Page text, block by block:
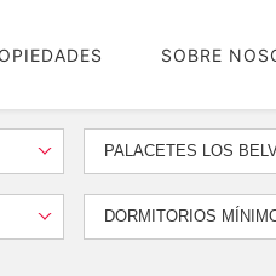
SOBRE
PALACETES LOS
DORMITORIOS